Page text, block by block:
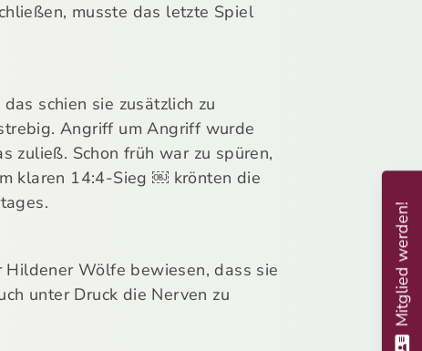
musste das letzte Spiel
schien sie zusätzlich zu
Angriff um Angriff wurde
zuließ. Schon früh war zu spüren,
klaren 14:4-Sieg ￼ krönten die
Wölfe bewiesen, dass sie
unter Druck die Nerven zu
Mitglied werden!